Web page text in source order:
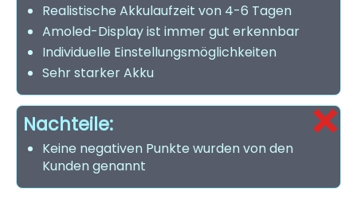
Realistische Akkulaufzeit von 4-6 Tagen
Amoled-Display ist immer gut erkennbar
Individuelle Einstellungsmöglichkeiten
Sehr starker Akku
Nachteile:
Keine negativen Punkte wurden von den
Kunden genannt